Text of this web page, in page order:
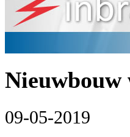
Nieuwbouw
09-05-2019